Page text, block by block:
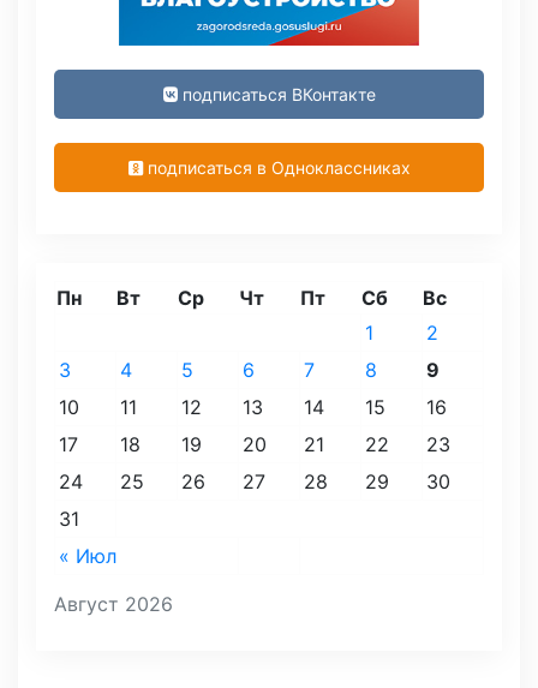
подписаться ВКонтакте
подписаться в Одноклассниках
Август 2026
Пн Вт Ср Чт Пт Сб Вс
« Июл
1
2
3
4 5 6 7 8
9
10
11 12 13 14 15
16
17
18 19 20 21 22
23
24
25 26 27 28 29
30
31